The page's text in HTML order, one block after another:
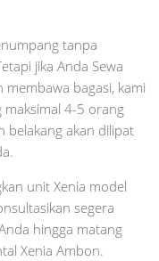
tanpa
jika Anda Sewa
membawa bagasi, kami
4-5 orang
belakang akan dilipat
unit Xenia model
segera
hingga matang
Xenia Ambon.